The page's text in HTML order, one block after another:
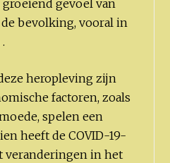
gevoel van
bevolking, vooral in
heropleving zijn
factoren, zoals
spelen een
heeft de COVID-19-
veranderingen in het